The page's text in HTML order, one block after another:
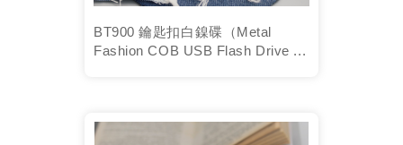
BT900 鑰匙扣白鎳碟（Metal
Fashion COB USB Flash Drive ...